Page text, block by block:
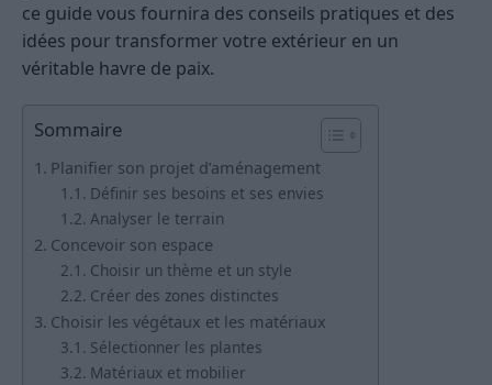
ce guide vous fournira des conseils pratiques et des
idées pour transformer votre extérieur en un
véritable havre de paix.
Sommaire
Planifier son projet d’aménagement
Définir ses besoins et ses envies
Analyser le terrain
Concevoir son espace
Choisir un thème et un style
Créer des zones distinctes
Choisir les végétaux et les matériaux
Sélectionner les plantes
Matériaux et mobilier